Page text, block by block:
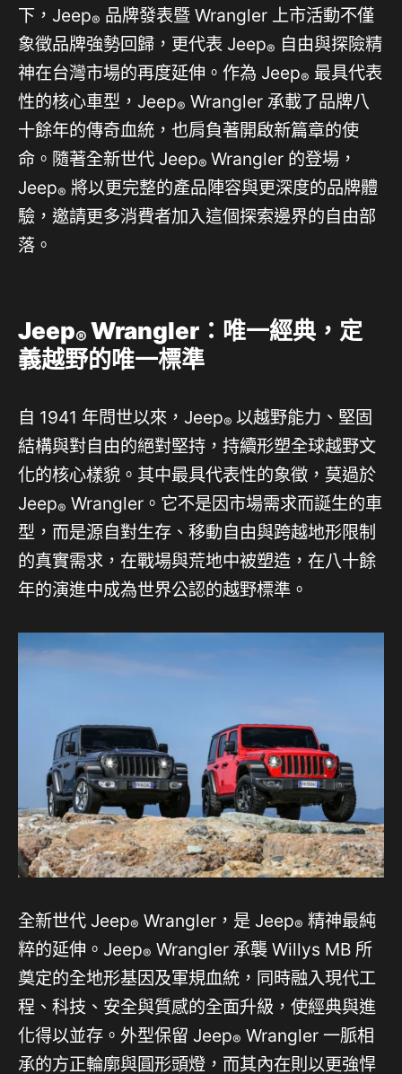
下，Jeep® 品牌發表暨 Wrangler 上市活動不僅
象徵品牌強勢回歸，更代表 Jeep® 自由與探險精
神在台灣市場的再度延伸。作為 Jeep® 最具代表
性的核心車型，Jeep® Wrangler 承載了品牌八
十餘年的傳奇血統，也肩負著開啟新篇章的使
命。隨著全新世代 Jeep® Wrangler 的登場，
Jeep® 將以更完整的產品陣容與更深度的品牌體
驗，邀請更多消費者加入這個探索邊界的自由部
落。
Jeep® Wrangler ：唯一經典，定
義越野的唯一標準
自 1941 年問世以來，Jeep® 以越野能力、堅固
結構與對自由的絕對堅持，持續形塑全球越野文
化的核心樣貌。其中最具代表性的象徵，莫過於
Jeep® Wrangler。它不是因市場需求而誕生的車
型，而是源自對生存、移動自由與跨越地形限制
的真實需求，在戰場與荒地中被塑造，在八十餘
年的演進中成為世界公認的越野標準。
全新世代 Jeep® Wrangler，是 Jeep® 精神最純
粹的延伸。Jeep® Wrangler 承襲 Willys MB 所
奠定的全地形基因及軍規血統，同時融入現代工
程、科技、安全與質感的全面升級，使經典與進
化得以並存。外型保留 Jeep® Wrangler 一脈相
承的方正輪廓與圓形頭燈，而其內在則以更強悍